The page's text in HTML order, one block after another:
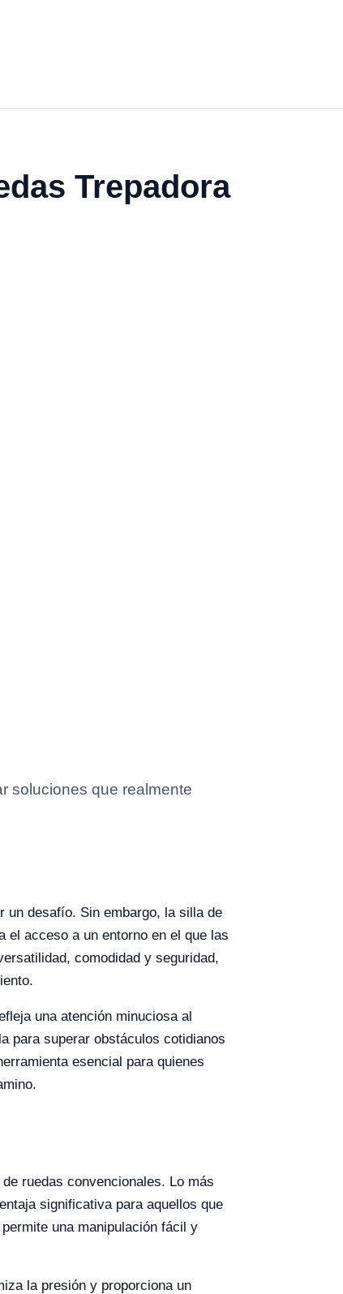
Trepadora
soluciones que realmente
un desafío. Sin embargo, la silla de
el acceso a un entorno en el que las
comodidad y seguridad,
una atención minuciosa al
para superar obstáculos cotidianos
esencial para quienes
ruedas convencionales. Lo más
significativa para aquellos que
una manipulación fácil y
la presión y proporciona un